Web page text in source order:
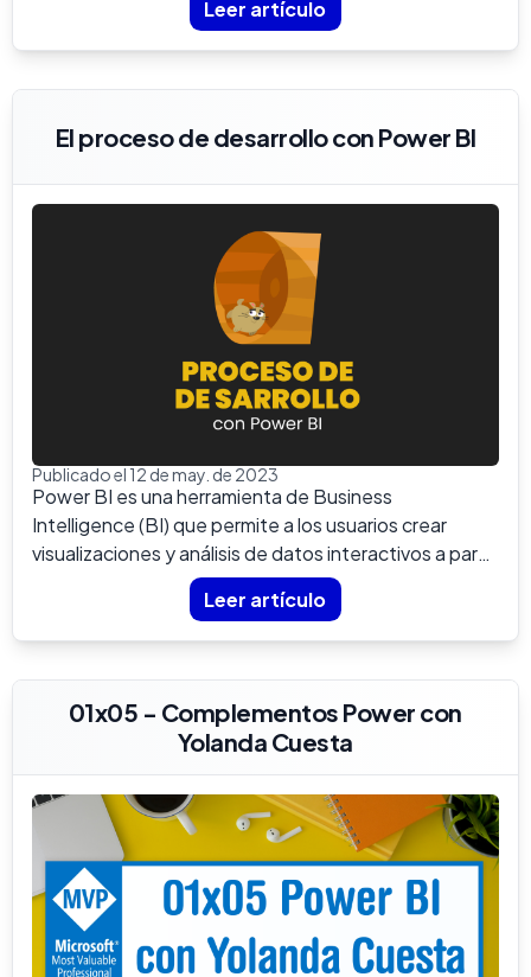
Leer artículo
El proceso de desarrollo con Power BI
Publicado el 12 de may. de 2023
Power BI es una herramienta de Business
Intelligence (BI) que permite a los usuarios crear
visualizaciones y análisis de datos interactivos a partir
Leer artículo
01x05 - Complementos Power con
Yolanda Cuesta